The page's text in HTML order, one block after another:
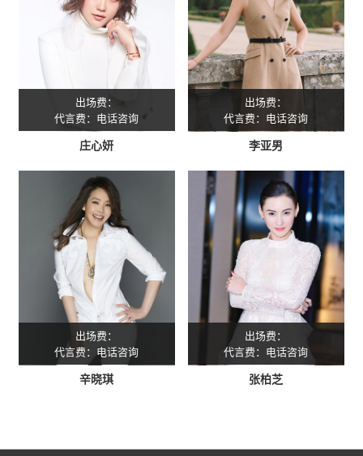
出场费：
代言费：电话咨询
庄心妍
出场费：
代言费：电话咨询
李亚男
出场费：
代言费：电话咨询
辛晓琪
出场费：
代言费：电话咨询
张柏芝